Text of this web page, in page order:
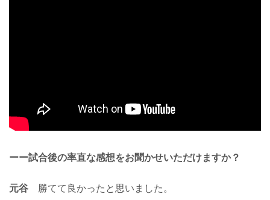
ーー試合後の率直な感想をお聞かせいただけますか？
元谷 勝てて良かったと思いました。